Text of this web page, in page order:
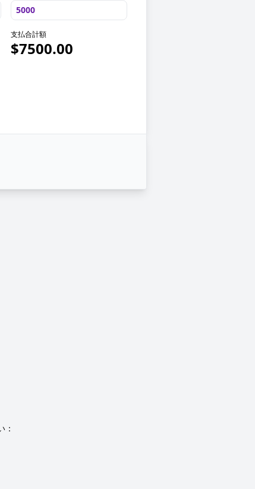
支払合計額
$7500.00